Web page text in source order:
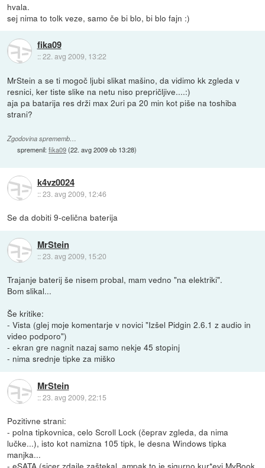
hvala.
sej nima to tolk veze, samo če bi blo, bi blo fajn :)
fika09
::22. avg 2009, 13:22
MrStein a se ti mogoč ljubi slikat mašino, da vidimo kk zgleda v
resnici, ker tiste slike na netu niso prepričljive....:)
aja pa batarija res drži max 2uri pa 20 min kot piše na toshiba
strani?
Zgodovina sprememb…
spremenil:fika09(22. avg 2009 ob 13:28)
k4vz0024
::23. avg 2009, 12:46
Se da dobiti 9-celična baterija
MrStein
::23. avg 2009, 15:20
Trajanje baterij še nisem probal, mam vedno "na elektriki".
Bom slikal...
Še kritike:
- Vista (glej moje komentarje v novici "Izšel Pidgin 2.6.1 z audio in
video podporo")
- ekran gre nagnit nazaj samo nekje 45 stopinj
- nima srednje tipke za miško
MrStein
::23. avg 2009, 22:15
Pozitivne strani:
- polna tipkovnica, celo Scroll Lock (čeprav zgleda, da nima
lučke...), isto kot namizna 105 tipk, le desna Windows tipka
manjka...